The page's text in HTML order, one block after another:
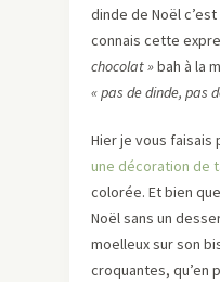
dinde de Noël
connais cette
chocolat »bah à la
« pas de dinde, pas
Hier je vous faisais
une décoration de
colorée. Et bien
Noël sans un
moelleux sur son
croquantes, qu’en